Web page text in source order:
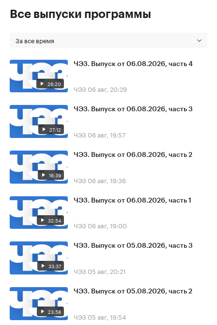
Все выпуски программы
За все время
26:20
ЧЭЗ. Выпуск от 06.08.2026, часть 4
ЧЭЗ 06 авг, 20:29
27:12
ЧЭЗ. Выпуск от 06.08.2026, часть 3
ЧЭЗ 06 авг, 19:57
16:39
ЧЭЗ. Выпуск от 06.08.2026, часть 2
ЧЭЗ 06 авг, 19:36
32:54
ЧЭЗ. Выпуск от 06.08.2026, часть 1
ЧЭЗ 06 авг, 19:00
33:37
ЧЭЗ. Выпуск от 05.08.2026, часть 3
ЧЭЗ 05 авг, 20:21
23:58
ЧЭЗ. Выпуск от 05.08.2026, часть 2
ЧЭЗ 05 авг, 19:54